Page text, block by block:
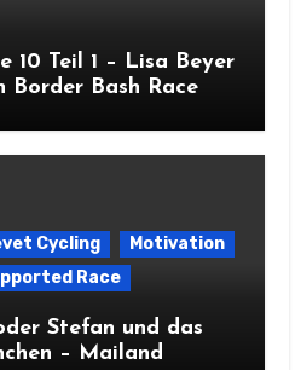
10 Teil 1 – Lisa Beyer
Border Bash Race
Cycling
Motivation
Race
Stefan und das
– Mailand